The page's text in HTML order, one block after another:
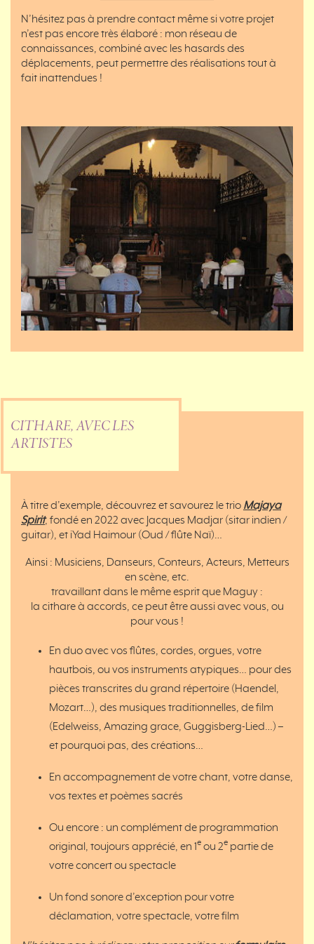
N’hésitez pas à prendre contact même si votre projet
n’est pas encore très élaboré : mon réseau de
connaissances, combiné avec les hasards des
déplacements, peut permettre des réalisations tout à
fait inattendues !
CITHARE, AVEC LES
ARTISTES
À titre d’exemple, découvrez et savourez le trio Majaya
Spirit, fondé en 2022 avec Jacques Madjar (sitar indien /
guitar), et iYad Haimour (Oud / flûte Naï)…
Ainsi : Musiciens, Danseurs, Conteurs, Acteurs, Metteurs
en scène, etc.
travaillant dans le même esprit que Maguy :
la cithare à accords, ce peut être aussi avec vous, ou
pour vous !
En duo avec vos flûtes, cordes, orgues, votre
hautbois, ou vos instruments atypiques… pour des
pièces transcrites du grand répertoire (Haendel,
Mozart…), des musiques traditionnelles, de film
(Edelweiss, Amazing grace, Guggisberg-Lied…) –
et pourquoi pas, des créations…
En accompagnement de votre chant, votre danse,
vos textes et poèmes sacrés
Ou encore : un complément de programmation
original, toujours apprécié, en 1e ou 2e partie de
votre concert ou spectacle
Un fond sonore d’exception pour votre
déclamation, votre spectacle, votre film